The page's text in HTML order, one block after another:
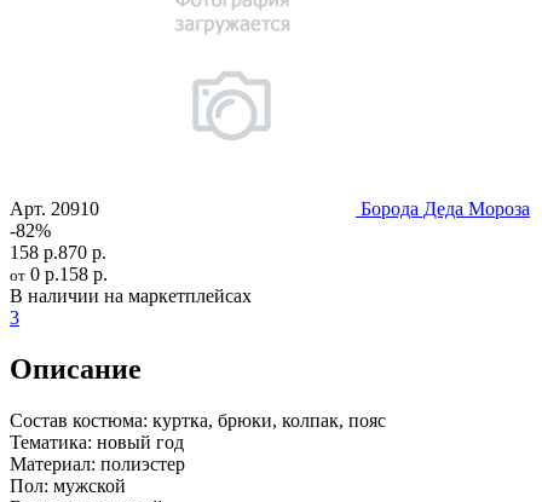
Арт. 20910
Борода Деда Мороза
-82%
158 р.870 р.
от 0 р.158 р.
В наличии на маркетплейсах
3
Описание
Состав костюма: куртка, брюки, колпак, пояс
Тематика: новый год
Материал: полиэстер
Пол: мужской